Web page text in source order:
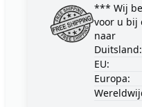
*** Wij
voor u bij
naar
Duitsland:
EU:
Europa: